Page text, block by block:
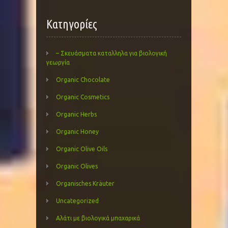
Kατηγορίες
– Σκευάσματα καταλληλα για βιολογική
γεωργία
Organic Chocolate
Organic Cosmetics
Organic Herbs
Organic Honey
Organic Olive Oils
Organic Olives
Organisches Kräuter
Uncategorized
Αλάτι με βιολογικά μπαχαρικά